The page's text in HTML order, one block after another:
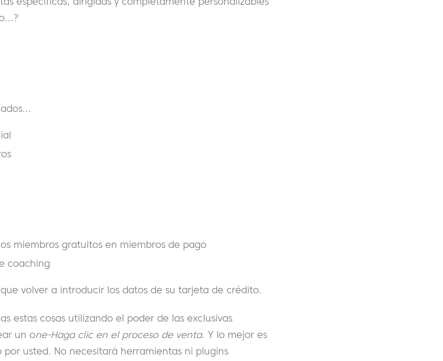
miembros gratuitos en miembros de pago
coaching
volver a introducir los datos de su tarjeta de crédito.
estas cosas utilizando el poder de las exclusivas
un one-Haga clic en el proceso de venta. Y lo mejor es
usted. No necesitará herramientas ni plugins